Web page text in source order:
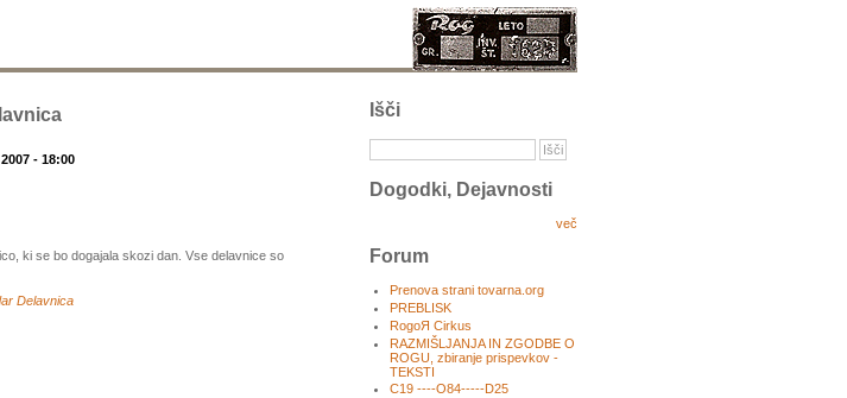
- 18:00
ki se bo dogajala skozi dan. Vse delavnice so
Delavnica
Išči
Dogodki, Dejavnosti
več
Forum
Prenova strani tovarna.org
PREBLISK
RogoЯ Cirkus
RAZMIŠLJANJA IN ZGODBE O
ROGU, zbiranje prispevkov -
TEKSTI
C19 ----O84-----D25